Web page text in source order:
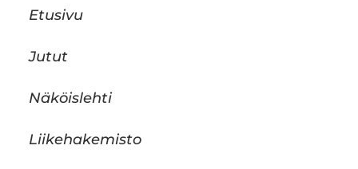
Etusivu
Jutut
Näköislehti
Liikehakemisto